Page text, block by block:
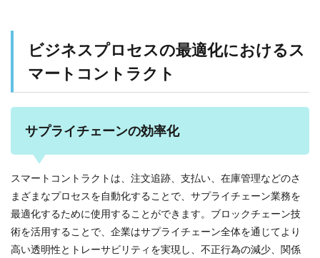
ビジネスプロセスの最適化におけるス
マートコントラクト
サプライチェーンの効率化
スマートコントラクトは、注文追跡、支払い、在庫管理などのさ
まざまなプロセスを自動化することで、サプライチェーン業務を
最適化するために使用することができます。ブロックチェーン技
術を活用することで、企業はサプライチェーン全体を通じてより
高い透明性とトレーサビリティを実現し、不正行為の減少、関係